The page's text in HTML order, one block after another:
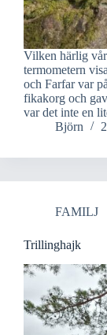
Vilken härlig
termometern
och Farfar var
fikakorg och
var det inte en
Björn
FAMILJ
Trillinghajk